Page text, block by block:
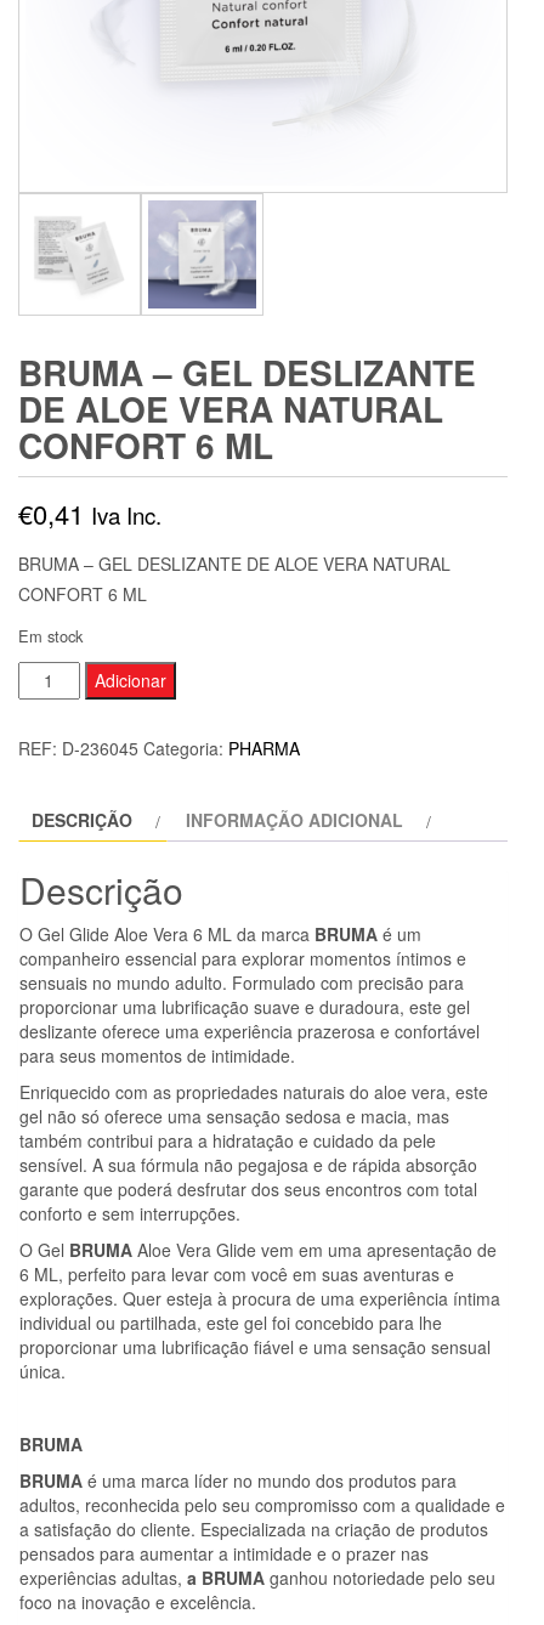
BRUMA – GEL DESLIZANTE
DE ALOE VERA NATURAL
CONFORT 6 ML
€0,41 Iva Inc.
BRUMA – GEL DESLIZANTE DE ALOE VERA NATURAL
CONFORT 6 ML
Em stock
Quantidade
de
DESLIZANTE
ALOE
NATURAL
CONFORT
6
ML
Adicionar
REF: D-236045 Categoria: PHARMA
DESCRIÇÃO INFORMAÇÃO ADICIONAL
Descrição
O Gel Glide Aloe Vera 6 ML da marca BRUMA é um
companheiro essencial para explorar momentos íntimos e
sensuais no mundo adulto. Formulado com precisão para
proporcionar uma lubrificação suave e duradoura, este gel
deslizante oferece uma experiência prazerosa e confortável
para seus momentos de intimidade.
Enriquecido com as propriedades naturais do aloe vera, este
gel não só oferece uma sensação sedosa e macia, mas
também contribui para a hidratação e cuidado da pele
sensível. A sua fórmula não pegajosa e de rápida absorção
garante que poderá desfrutar dos seus encontros com total
conforto e sem interrupções.
O Gel BRUMA Aloe Vera Glide vem em uma apresentação de
6 ML, perfeito para levar com você em suas aventuras e
explorações. Quer esteja à procura de uma experiência íntima
individual ou partilhada, este gel foi concebido para lhe
proporcionar uma lubrificação fiável e uma sensação sensual
única.
BRUMA
BRUMA é uma marca líder no mundo dos produtos para
adultos, reconhecida pelo seu compromisso com a qualidade e
a satisfação do cliente. Especializada na criação de produtos
pensados para aumentar a intimidade e o prazer nas
experiências adultas, a BRUMA ganhou notoriedade pelo seu
foco na inovação e excelência.